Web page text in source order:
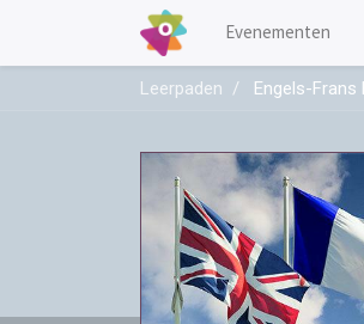
Evenementen
Leerpaden Engels-